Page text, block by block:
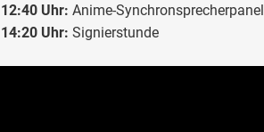
Uhr: Anime-Synchronsprecherpanel
Uhr: Signierstunde